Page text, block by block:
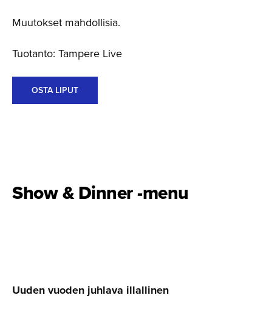
Muutokset mahdollisia.
Tuotanto: Tampere Live
OSTA LIPUT
Show & Dinner -menu
Uuden vuoden juhlava illallinen